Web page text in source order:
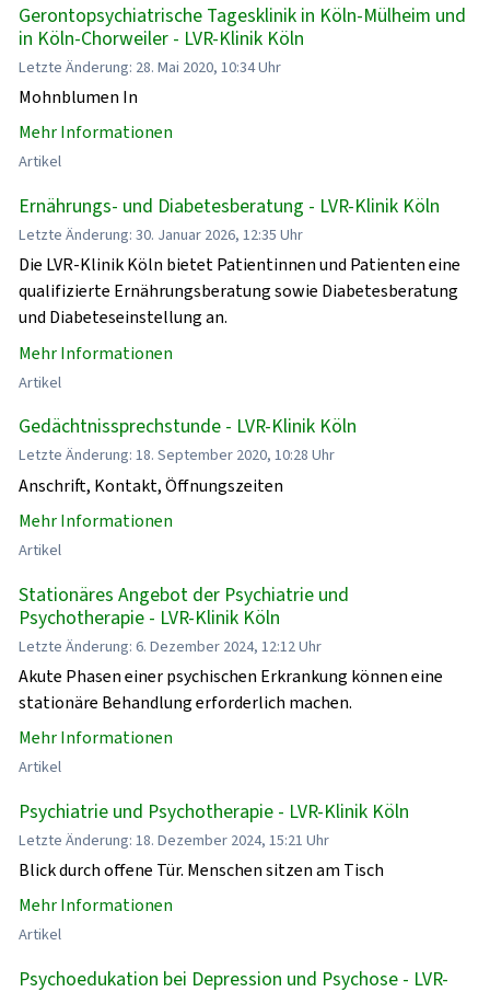
Gerontopsychiatrische Tagesklinik in Köln-Mülheim und
in Köln-Chorweiler - LVR-Klinik Köln
Letzte Änderung: 28. Mai 2020, 10:34 Uhr
Mohnblumen In
Mehr Informationen
Artikel
Ernährungs- und Diabetesberatung - LVR-Klinik Köln
Letzte Änderung: 30. Januar 2026, 12:35 Uhr
Die LVR-Klinik Köln bietet Patientinnen und Patienten eine
qualifizierte Ernährungsberatung sowie Diabetesberatung
und Diabeteseinstellung an.
Mehr Informationen
Artikel
Gedächtnissprechstunde - LVR-Klinik Köln
Letzte Änderung: 18. September 2020, 10:28 Uhr
Anschrift, Kontakt, Öffnungszeiten
Mehr Informationen
Artikel
Stationäres Angebot der Psychiatrie und
Psychotherapie - LVR-Klinik Köln
Letzte Änderung: 6. Dezember 2024, 12:12 Uhr
Akute Phasen einer psychischen Erkrankung können eine
stationäre Behandlung erforderlich machen.
Mehr Informationen
Artikel
Psychiatrie und Psychotherapie - LVR-Klinik Köln
Letzte Änderung: 18. Dezember 2024, 15:21 Uhr
Blick durch offene Tür. Menschen sitzen am Tisch
Mehr Informationen
Artikel
Psychoedukation bei Depression und Psychose - LVR-